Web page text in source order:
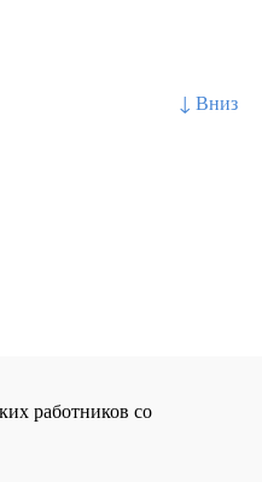
↓ Вниз
работников со